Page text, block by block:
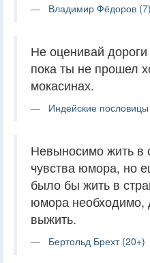
Владимир Фёдоров (7)
Не оценивай дороги
пока ты не прошел
мокасинах.
Индейские
Невыносимо жить в
чувства юмора, но
было бы жить в
юмора необходимо,
выжить.
Бертольд Брехт (20+)